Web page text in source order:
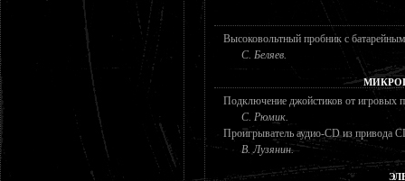
Высоковольтный пробник с
С. Беляев.
Подключение джойстиков от игровых
С. Рюмик.
Проигрыватель аудио-CD из привода
В. Лузянин.